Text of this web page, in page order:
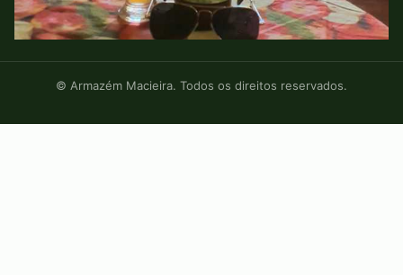
© Armazém Macieira. Todos os direitos reservados.